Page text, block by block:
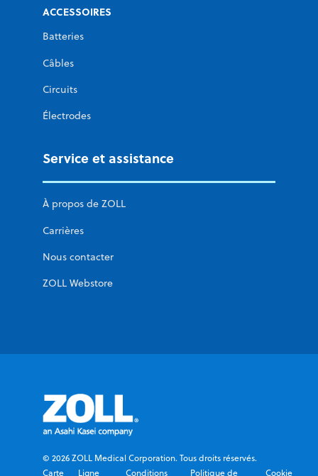
ACCESSOIRES
Batteries
Câbles
Circuits
Électrodes
Service et assistance
À propos de ZOLL
Carrières
Nous contacter
ZOLL Webstore
© 2026 ZOLL Medical Corporation. Tous droits réservés.
Carte
Ligne Conditions Politique de Cookie